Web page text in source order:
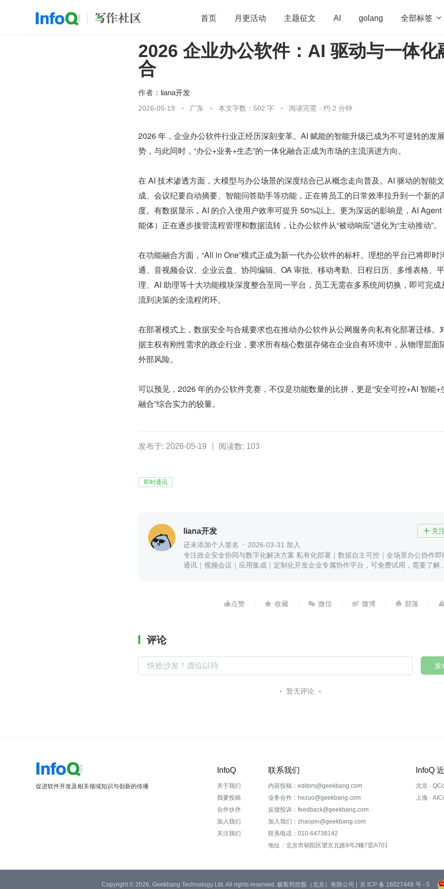
首页 月更活动 主题征文 AI golang 全部标签 
开源 架构 OpenHarmony 算法 学习方法 Web3.0 高
2026 企业办公软件：AI 驱动与一体化
合
作者： liana开发
2026-05-19 广东 本文字数：502 字 阅读完需：约 2 分钟
2026 年，企业办公软件行业正经历深刻变革。AI 赋能的智能升级已成为不可逆转的发
势，与此同时，“办公+业务+生态”的一体化融合正成为市场的主流演进方向。
在 AI 技术渗透方面，大模型与办公场景的深度结合已从概念走向普及。AI 驱动的智能
成、会议纪要自动摘要、智能问答助手等功能，正在将员工的日常效率拉升到一个新的
度。有数据显示，AI 的介入使用户效率可提升 50%以上。更为深远的影响是，AI Agent
能体）正在逐步接管流程管理和数据流转，让办公软件从“被动响应”进化为“主动推动”。
在功能融合方面，“All in One”模式正成为新一代办公软件的标杆。理想的平台已将即时
通、音视频会议、企业云盘、协同编辑、OA 审批、移动考勤、日程日历、多维表格、
理、AI 助理等十大功能模块深度整合至同一平台，员工无需在多系统间切换，即可完成
流到决策的全流程闭环。
在部署模式上，数据安全与合规要求也在推动办公软件从公网服务向私有化部署迁移。
据主权有刚性需求的政企行业，要求所有核心数据存储在企业自有环境中，从物理层面
外部风险。
可以预见，2026 年的办公软件竞赛，不仅是功能数量的比拼，更是“安全可控+AI 智能+
融合”综合实力的较量。
发布于: 2026-05-19 阅读数: 103
即时通讯
liana开发  关
还未添加个人签名
2026-03-31 加入
专注政企安全协同与数字化解决方案 私有化部署｜数据自主可控｜全场景办公协作即
通讯｜视频会议｜应用集成｜定制化开发企业专属协作平台，可免费试用，需要了解可
    
评论
发
暂无评论
促进软件开发及相关领域知识与创新的传播
InfoQ
关于我们
我要投稿
合作伙伴
加入我们
关注我们
联系我们
内容投稿：editors@geekbang.com
业务合作：hezuo@geekbang.com
反馈投诉：feedback@geekbang.com
加入我们：zhaopin@geekbang.com
联系电话：010-64738142
地址：北京市朝阳区望京北路9号2幢7层A701
InfoQ
北京 ·
上海 ·
Copyright © 2026, Geekbang Technology Ltd. All rights reserved. 极客邦控股（北京）有限公司 | 京 ICP 备 16027448 号 - 5